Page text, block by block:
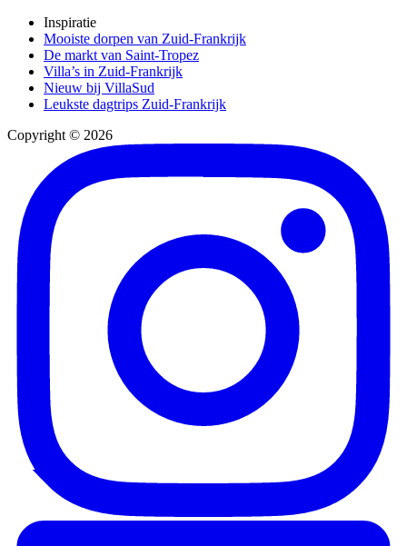
Inspiratie
Mooiste dorpen van Zuid-Frankrijk
De markt van Saint-Tropez
Villa’s in Zuid-Frankrijk
Nieuw bij VillaSud
Leukste dagtrips Zuid-Frankrijk
Copyright © 2026